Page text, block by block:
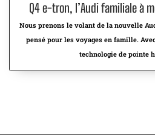
Q4 e-tron, l’Audi familiale à
Nous prenons le volant de la nouvelle
pensé pour les voyages en famille.
technologie de pointe